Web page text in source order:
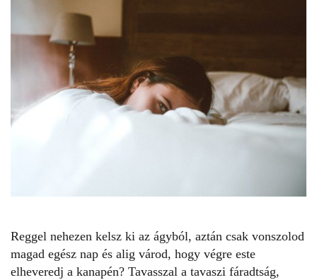
Reggel nehezen kelsz ki az ágyból, aztán csak vonszolod
magad egész nap és alig várod, hogy végre este
elheveredj a kanapén? Tavasszal a tavaszi fáradtság,